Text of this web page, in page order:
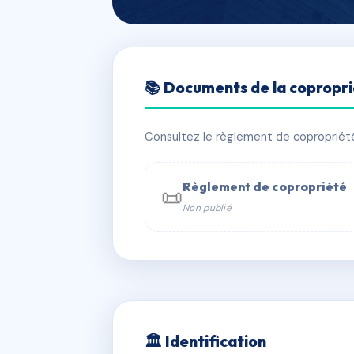
L'UNIK
📍 27 r gambetta 38490 Les Abrets
📞 Contacter Syndic Digital
📚 Documents de la
Consultez le règlement de
📜Règlement de copropriété
Non publié
🏛 Identification